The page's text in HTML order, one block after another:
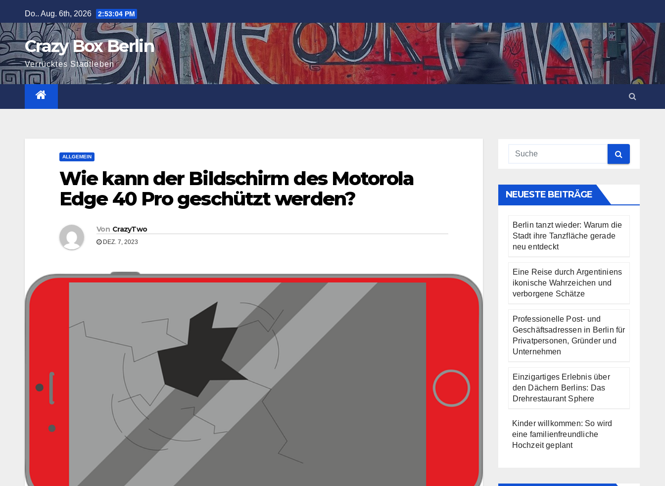
Inhalt
springen
Do.. Aug. 6th, 2026 2:53:05 PM
Crazy Box Berlin
Verrücktes Stadtleben
ALLGEMEIN
Wie kann der Bildschirm des Motorola
Edge 40 Pro geschützt werden?
Von CrazyTwo
DEZ. 7, 2023
NEUESTE BEITRÄGE
Berlin tanzt wieder: Warum die
Stadt ihre Tanzfläche gerade
neu entdeckt
Eine Reise durch Argentiniens
ikonische Wahrzeichen und
verborgene Schätze
Professionelle Post- und
Geschäftsadressen in Berlin für
Privatpersonen, Gründer und
Unternehmen
Einzigartiges Erlebnis über
den Dächern Berlins: Das
Drehrestaurant Sphere
Kinder willkommen: So wird
eine familienfreundliche
Hochzeit geplant